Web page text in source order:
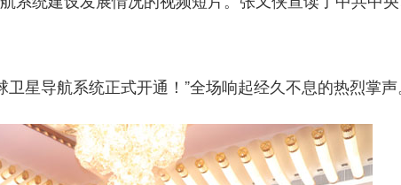
导航系统正式开通！”全场响起经久不息的热烈掌声